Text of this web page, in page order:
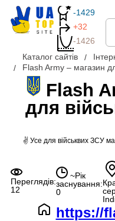
-1429
+32
-1426
Каталог сайтів
Flash Army – магазин
Flash
для
✌ Усе для військвих ЗСУ
Переглядів:
12
~Рік
заснування:
0
https://